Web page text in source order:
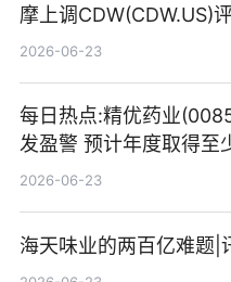
摩上调CDW(CDW.US)
高IBM(IBM.US)戴尔
2026-06-23
每日热点:精优药业
发盈警 预计年度取得至
港元的亏损 同比盈转亏
2026-06-23
海天味业的两百亿难题|